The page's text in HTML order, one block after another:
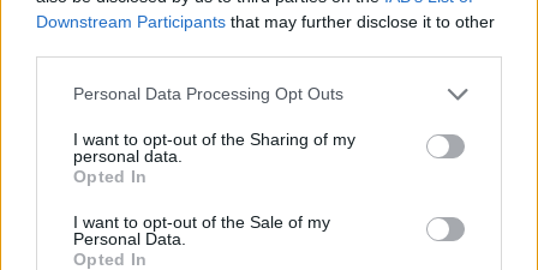
Downstream Participants that may further disclose it to other
Personal Data Processing Opt Outs
I want to opt-out of the Sharing of my
personal data.
Opted In
I want to opt-out of the Sale of my
Personal Data.
Opted In
Ωρίων – Σπάνια νοσήματα
συνδέονται με μνημεία που
27 Φεβρουαρίου 2026
Γεωργιάδης: Πολλαπλά οφέλη από
τη συνεργασία δημοσίου και
27 Φεβρουαρίου 2026